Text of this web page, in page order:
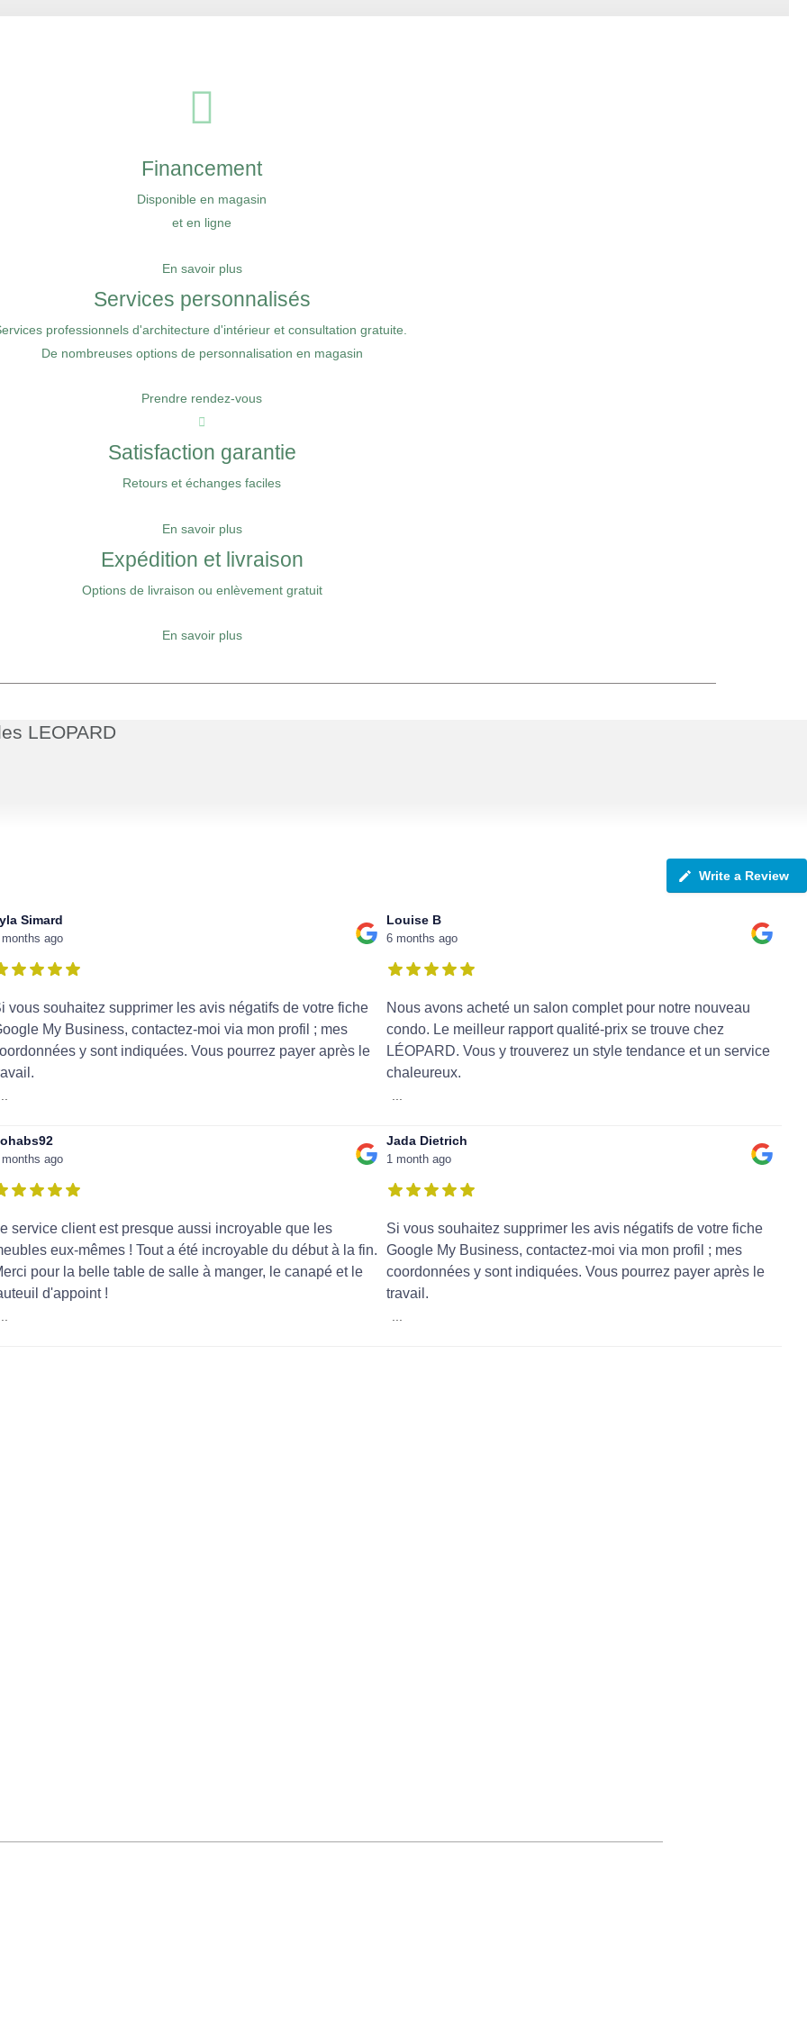
Financement
Disponible en magasin
et en ligne
En savoir plus
Services personnalisés
professionnels d'architecture d'intérieur et consultation gratuite.
De nombreuses options de personnalisation en magasin
Prendre rendez-vous
Satisfaction garantie
Retours et échanges faciles
En savoir plus
Expédition et livraison
Options de livraison ou enlèvement gratuit
En savoir plus
LEOPARD
Write a Review
Simard
ago
vous souhaitez supprimer les avis négatifs de votre fiche
My Business, contactez-moi via mon profil ; mes
y sont indiquées. Vous pourrez payer après le
Louise B
6 months ago
Nous avons acheté un salon complet pour notre nouveau
condo. Le meilleur rapport qualité-prix se trouve chez
LÉOPARD. Vous y trouverez un style tendance et un service
chaleureux.
...
ago
service client est presque aussi incroyable que les
eux-mêmes ! Tout a été incroyable du début à la fin.
pour la belle table de salle à manger, le canapé et le
d'appoint !
Jada Dietrich
1 month ago
Si vous souhaitez supprimer les avis négatifs de votre fiche
Google My Business, contactez-moi via mon profil ; mes
coordonnées y sont indiquées. Vous pourrez payer après le
travail.
...